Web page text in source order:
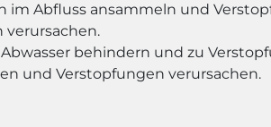
im Abfluss ansammeln und
verursachen.
behindern und zu
und Verstopfungen verursachen.